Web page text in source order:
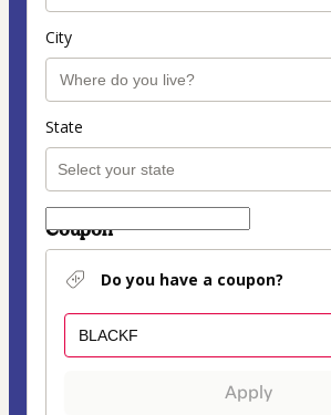
City
State
Coupon
Do you have a coupon?
Apply